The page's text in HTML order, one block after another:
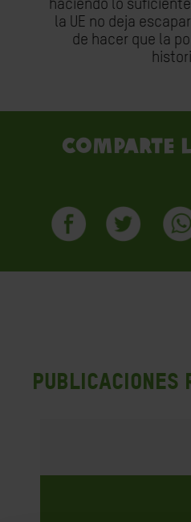
haciendo lo
la UE no deja
de hacer que la
PUBLICACIONES